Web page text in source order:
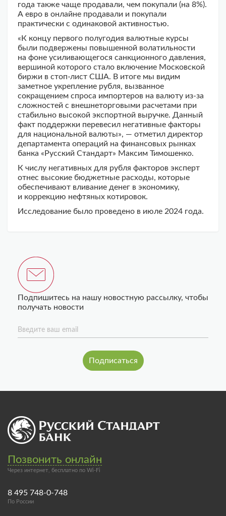
года также чаще продавали, чем покупали (на 8%).
А евро в онлайне продавали и покупали
практически с одинаковой активностью.
«К концу первого полугодия валютные курсы
были подвержены повышенной волатильности
на фоне усиливающегося санкционного давления,
вершиной которого стало включение Московской
биржи в стоп-лист США. В итоге мы видим
заметное укрепление рубля, вызванное
сокращением спроса импортеров на валюту из-за
сложностей с внешнеторговыми расчетами при
стабильно высокой экспортной выручке. Данный
факт поддержки перевесил негативные факторы
для национальной валюты», — отметил директор
департамента операций на финансовых рынках
банка «Русский Стандарт» Максим Тимошенко.
К числу негативных для рубля факторов эксперт
отнес высокие бюджетные расходы, которые
обеспечивают вливание денег в экономику,
и коррекцию нефтяных котировок.
Исследование было проведено в июле 2024 года.
Подпишитесь на нашу новостную рассылку, чтобы
получать новости
Введите ваш email
Позвонить онлайн
Через интернет, бесплатно по Wi-Fi
8 495 748-0-748
По России